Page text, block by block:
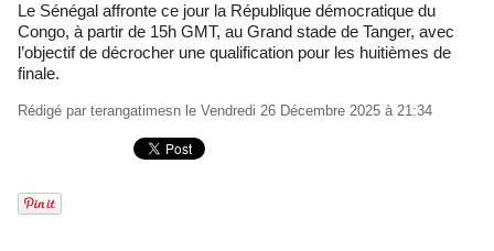
Le Sénégal affronte ce jour la République démocratique du
Congo, à partir de 15h GMT, au Grand stade de Tanger, avec
l’objectif de décrocher une qualification pour les huitièmes de
finale.
Rédigé par terangatimesn le Vendredi 26 Décembre 2025 à 21:34